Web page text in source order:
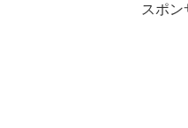
スポン